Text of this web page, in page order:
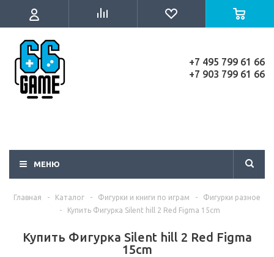
+7 495 799 61 66
+7 903 799 61 66
МЕНЮ
Главная - Каталог - Фигурки и книги по играм -
Фигурки разное
-
Купить Фигурка Silent hill 2 Red Figma 15cm
Купить Фигурка Silent hill 2 Red Figma
15cm